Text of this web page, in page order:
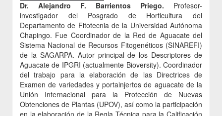
Dr. Alejandro F. Barrientos Priego. Profesor-
investigador del Posgrado de Horticultura del
Departamento de Fitotecnia de la Universidad Autónoma
Chapingo. Fue Coordinador de la Red de Aguacate del
Sistema Nacional de Recursos Fitogenéticos (SINAREFI)
de la SAGARPA. Autor principal de los Descriptores de
Aguacate de IPGRI (actualmente Bioversity). Coordinador
del trabajo para la elaboración de las Directrices de
Examen de variedades y portainjertos de aguacate de la
Unión Internacional para la Protección de Nuevas
Obtenciones de Plantas (UPOV), así como la participación
en la elaboración de la Regla Técnica para la Calificación